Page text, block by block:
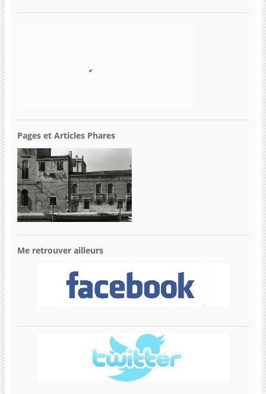
Pages et Articles Phares
Me retrouver ailleurs